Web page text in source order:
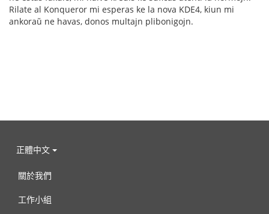
Rilate al Konqueror mi esperas ke la nova KDE4, kiun mi
ankoraŭ ne havas, donos multajn plibonigojn.
正體中文
關於我們
工作小組